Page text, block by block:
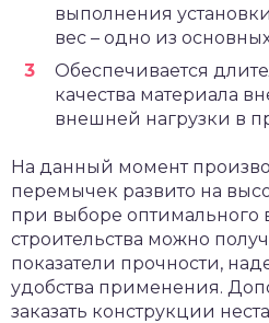
выполнения
вес – одно из
Обеспечивается
качества материала
внешней нагрузки в
На данный момент
перемычек развито на
при выборе оптимального
строительства можно
показатели прочности,
удобства применения.
заказать конструкции